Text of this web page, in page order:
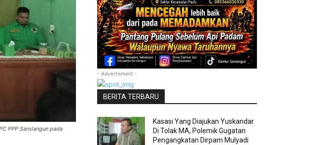
PPP Sarolangun pada
- Advertisment -
BERITA TERBARU
Kasasi Yang Diajukan Yuskandar
Di Tolak MA, Polemik Gugatan
Pengangkatan Dirpam Mulyadi